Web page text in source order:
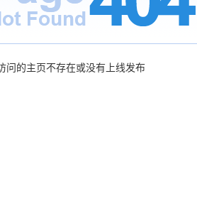
问的主页不存在或没有上线发布